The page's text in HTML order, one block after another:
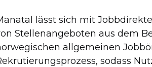
lässt sich mit
Stellenangeboten aus dem
allgemeinen
sodass